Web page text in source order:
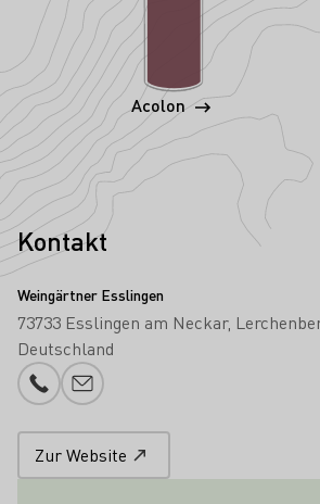
Acolon
Kontakt
Weingärtner Esslingen
73733 Esslingen am Neckar
Deutschland
Telefonnummer
E-Mail-Adresse
Zur Website